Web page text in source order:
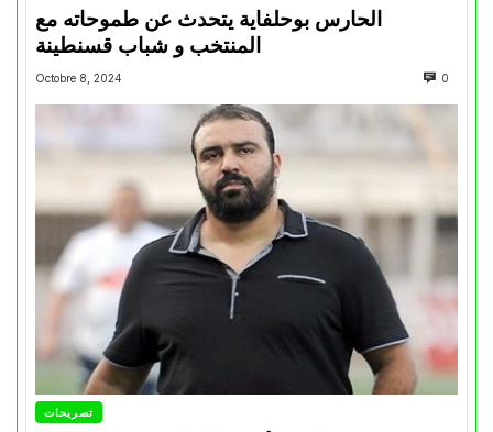
الحارس بوحلفاية يتحدث عن طموحاته مع
المنتخب و شباب قسنطينة
Octobre 8, 2024 0
تصريحات